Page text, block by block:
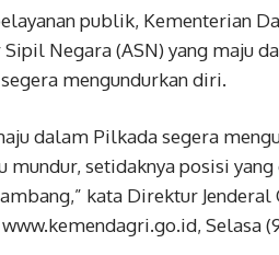
publik, Kementerian
Negara (ASN) yang maju
mengundurkan diri.
dalam Pilkada segera
mundur, setidaknya posisi
kata Direktur
Selasa